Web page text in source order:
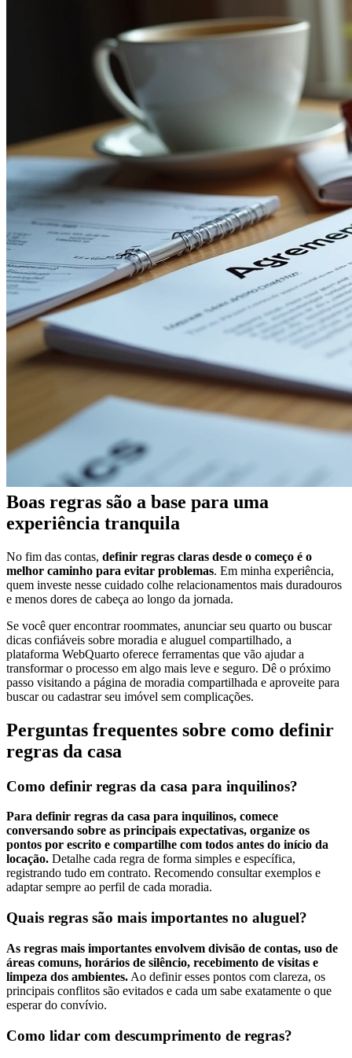
Boas regras são a base para uma
experiência tranquila
No fim das contas, definir regras claras desde o começo é o
melhor caminho para evitar problemas. Em minha experiência,
quem investe nesse cuidado colhe relacionamentos mais duradouros
e menos dores de cabeça ao longo da jornada.
Se você quer encontrar roommates, anunciar seu quarto ou buscar
dicas confiáveis sobre moradia e aluguel compartilhado, a
plataforma WebQuarto oferece ferramentas que vão ajudar a
transformar o processo em algo mais leve e seguro. Dê o próximo
passo visitando a página de moradia compartilhada e aproveite para
buscar ou cadastrar seu imóvel sem complicações.
Perguntas frequentes sobre como definir
regras da casa
Como definir regras da casa para inquilinos?
Para definir regras da casa para inquilinos, comece
conversando sobre as principais expectativas, organize os
pontos por escrito e compartilhe com todos antes do início da
locação. Detalhe cada regra de forma simples e específica,
registrando tudo em contrato. Recomendo consultar exemplos e
adaptar sempre ao perfil de cada moradia.
Quais regras são mais importantes no aluguel?
As regras mais importantes envolvem divisão de contas, uso de
áreas comuns, horários de silêncio, recebimento de visitas e
limpeza dos ambientes. Ao definir esses pontos com clareza, os
principais conflitos são evitados e cada um sabe exatamente o que
esperar do convívio.
Como lidar com descumprimento de regras?